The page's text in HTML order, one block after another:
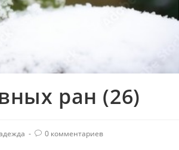
ран (26)
0 комментариев